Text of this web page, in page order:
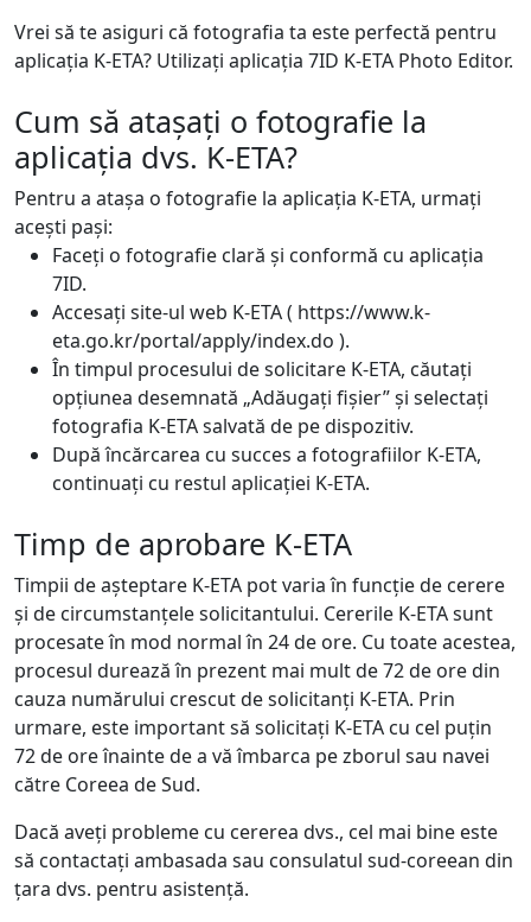
Vrei să te asiguri că fotografia ta este perfectă pentru
aplicația K-ETA? Utilizați aplicația 7ID K-ETA Photo Editor.
Cum să atașați o fotografie la
aplicația dvs. K-ETA?
Pentru a atașa o fotografie la aplicația K-ETA, urmați
acești pași:
Faceți o fotografie clară și conformă cu aplicația
7ID.
Accesați site-ul web K-ETA ( https://www.k-
eta.go.kr/portal/apply/index.do ).
În timpul procesului de solicitare K-ETA, căutați
opțiunea desemnată „Adăugați fișier” și selectați
fotografia K-ETA salvată de pe dispozitiv.
După încărcarea cu succes a fotografiilor K-ETA,
continuați cu restul aplicației K-ETA.
Timp de aprobare K-ETA
Timpii de așteptare K-ETA pot varia în funcție de cerere
și de circumstanțele solicitantului. Cererile K-ETA sunt
procesate în mod normal în 24 de ore. Cu toate acestea,
procesul durează în prezent mai mult de 72 de ore din
cauza numărului crescut de solicitanți K-ETA. Prin
urmare, este important să solicitați K-ETA cu cel puțin
72 de ore înainte de a vă îmbarca pe zborul sau navei
către Coreea de Sud.
Dacă aveți probleme cu cererea dvs., cel mai bine este
să contactați ambasada sau consulatul sud-coreean din
țara dvs. pentru asistență.